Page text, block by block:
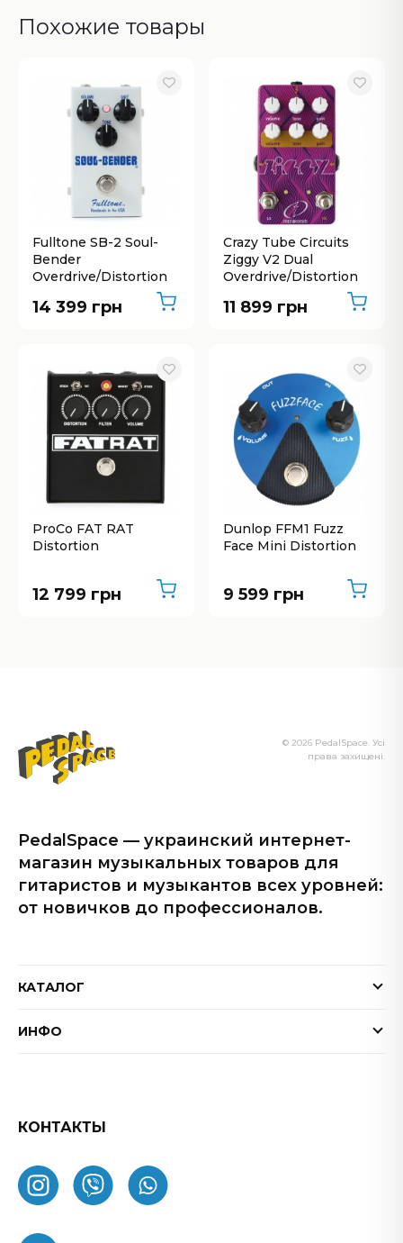
Похожие товары
Fulltone SB-2 Soul-
Bender
Overdrive/Distortion
14 399 грн
Crazy Tube Circuits
Ziggy V2 Dual
Overdrive/Distortion
11 899 грн
ProCo FAT RAT
Distortion
12 799 грн
Dunlop FFM1 Fuzz
Face Mini Distortion
9 599 грн
PedalSpace — украинский интернет-
магазин музыкальных товаров для
гитаристов и музыкантов всех уровней:
от новичков до профессионалов.
© 2026 PedalSpace. Усі
права захищені.
КАТАЛОГ
Электрогитары
Процессоры эффектов
Усилители
Комбоусилители
ИНФО
Обмен и возврат товара
Как заказать
О нас
КОНТАКТЫ